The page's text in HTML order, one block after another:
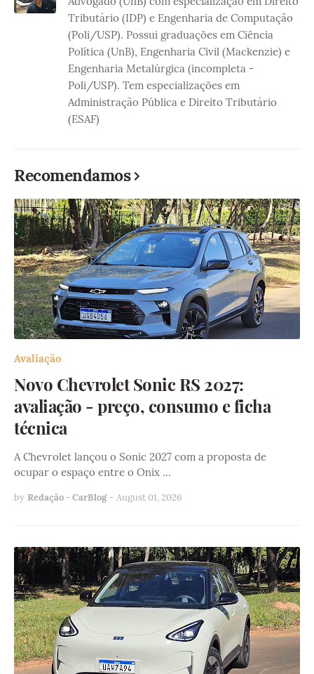
Tributário (IDP) e Engenharia de Computação
(Poli/USP). Possui graduações em Ciência
Política (UnB), Engenharia Civil (Mackenzie) e
Engenharia Metalúrgica (incompleta -
Poli/USP). Tem especializações em
Administração Pública e Direito Tributário
(ESAF)
Recomendamos
Avaliação
Novo Chevrolet Sonic RS 2027:
avaliação - preço, consumo e ficha
técnica
A Chevrolet lançou o Sonic 2027 com a proposta de
ocupar o espaço entre o Onix …
by Redação - CarBlog - August 01, 2026